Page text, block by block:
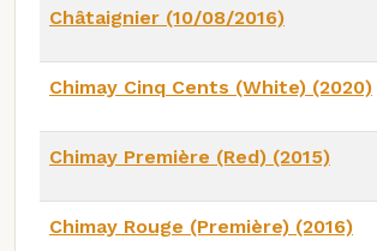
Châtaignier (10/08/2016)
Chimay Cinq Cents (White) (2020)
Chimay Première (Red) (2015)
Chimay Rouge (Première) (2016)